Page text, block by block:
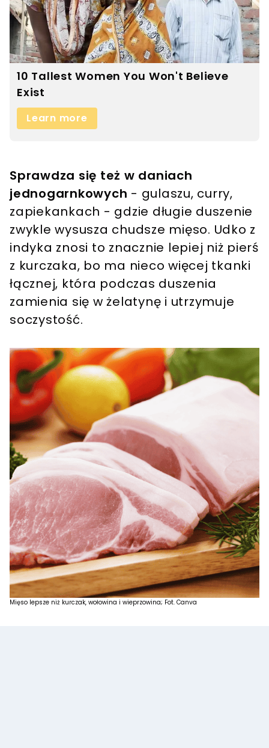
Sprawdza się też w daniach
jednogarnkowych - gulaszu, curry,
zapiekankach - gdzie długie duszenie
zwykle wysusza chudsze mięso. Udko z
indyka znosi to znacznie lepiej niż pierś
z kurczaka, bo ma nieco więcej tkanki
łącznej, która podczas duszenia
zamienia się w żelatynę i utrzymuje
soczystość.
Mięso lepsze niż kurczak, wołowina i wieprzowina; Fot. Canva